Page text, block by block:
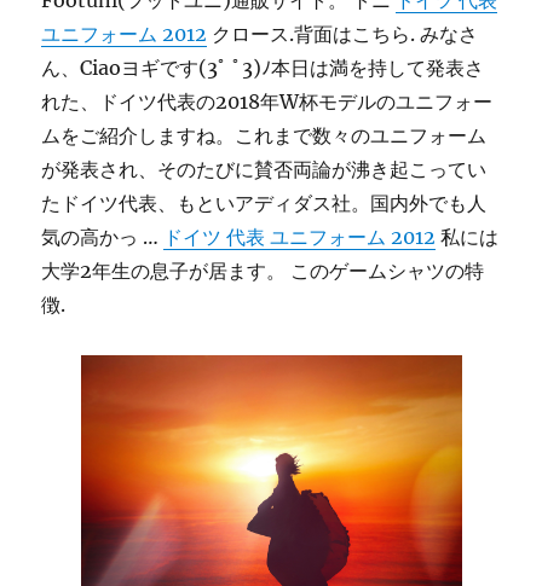
ユニフォーム 2012 クロース.背面はこちら. みなさ
ん、Ciaoヨギです(3ﾟ ﾟ3)ﾉ本日は満を持して発表さ
れた、ドイツ代表の2018年W杯モデルのユニフォー
ムをご紹介しますね。これまで数々のユニフォーム
が発表され、そのたびに賛否両論が沸き起こってい
たドイツ代表、もといアディダス社。国内外でも人
気の高かっ … ドイツ 代表 ユニフォーム 2012 私には
大学2年生の息子が居ます。 このゲームシャツの特
徴.